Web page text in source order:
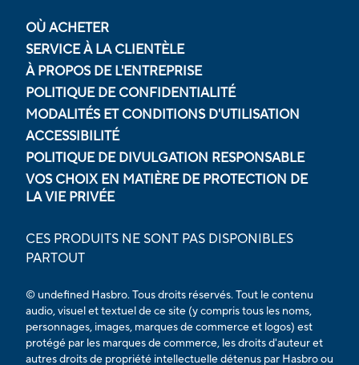
OÙ ACHETER
SERVICE À LA CLIENTÈLE
À PROPOS DE L'ENTREPRISE
POLITIQUE DE CONFIDENTIALITÉ
MODALITÉS ET CONDITIONS D'UTILISATION
ACCESSIBILITÉ
POLITIQUE DE DIVULGATION RESPONSABLE
VOS CHOIX EN MATIÈRE DE PROTECTION DE
LA VIE PRIVÉE
CES PRODUITS NE SONT PAS DISPONIBLES
PARTOUT
© undefined Hasbro. Tous droits réservés. Tout le contenu
audio, visuel et textuel de ce site (y compris tous les noms,
personnages, images, marques de commerce et logos) est
protégé par les marques de commerce, les droits d'auteur et
autres droits de propriété intellectuelle détenus par Hasbro ou